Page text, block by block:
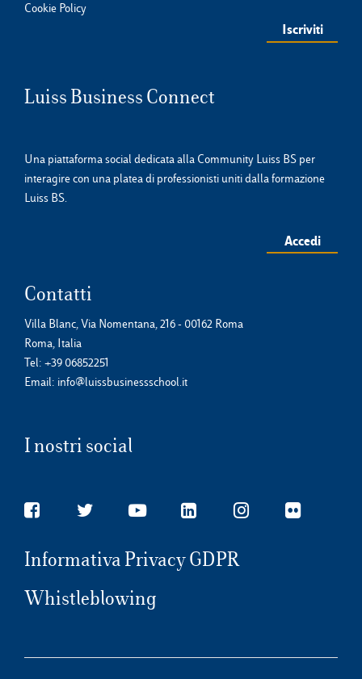
Cookie Policy
Luiss Business Connect
Una piattaforma social dedicata alla Community Luiss BS per
interagire con una platea di professionisti uniti dalla formazione
Luiss BS.
Accedi
Contatti
Villa Blanc, Via Nomentana, 216 - 00162 Roma
Roma, Italia
Tel: +39 06852251
Email: info@luissbusinessschool.it
I nostri social
Informativa Privacy GDPR
Whistleblowing